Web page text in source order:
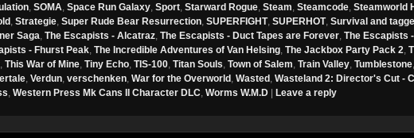
, SOMA, Space Run Galaxy, Sport, Starward Rogue, Steam, Steamcode, Steamworld
, Strategie, Super Rude Bear Resurrection, SUPERFIGHT, SUPERHOT, Survival and
Saga, The Escapists - Alcatraz, The Escapists - Duct Tapes are Forever, The Escapists
- Fhurst Peak, The Incredible Adventures of Van Helsing, The Jackbox Party Pack 2,
, This War of Mine, Tiny Echo, TIS-100, Titan Souls, Town of Salem, Train Valley, Tumblestone,
, Verdun, verschenken, War for the Overworld, Wasted, Wasteland 2: Director's Cut -
, Western Press Mk Cans II Character DLC, Worms W.M.D | Leave a reply